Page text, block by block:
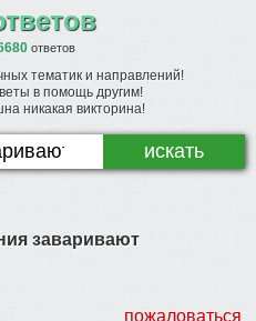
ответов
тематик и направлений!
в помощь другим!
никакая викторина!
заваривают
пожаловаться